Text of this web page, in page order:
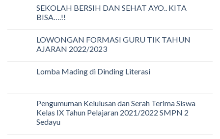
SEKOLAH BERSIH DAN SEHAT AYO.. KITA
BISA….!!
LOWONGAN FORMASI GURU TIK TAHUN
AJARAN 2022/2023
Lomba Mading di Dinding Literasi
Pengumuman Kelulusan dan Serah Terima Siswa
Kelas IX Tahun Pelajaran 2021/2022 SMPN 2
Sedayu